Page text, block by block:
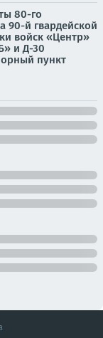
80-го
90-й гвардейской
войск «Центр»
и Д-30
пункт